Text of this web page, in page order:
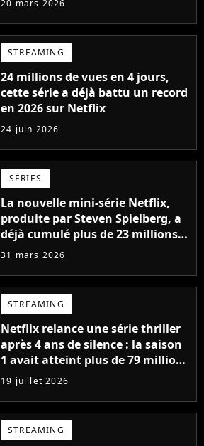
20 mars 2026
STREAMING
24 millions de vues en 4 jours,
cette série a déjà battu un record
en 2026 sur Netflix
24 juin 2026
SÉRIES
La nouvelle mini-série Netflix,
produite par Steven Spielberg, a
déjà cumulé plus de 23 millions
de vues
31 mars 2026
STREAMING
Netflix relance une série thriller
après 4 ans de silence : la saison
1 avait atteint plus de 79 millions
de vues
19 juillet 2026
STREAMING